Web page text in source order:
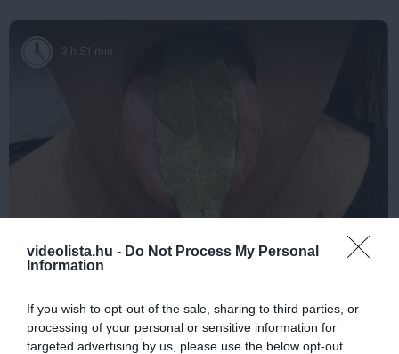
videolista.hu - Do Not Process My Personal
Information
If you wish to opt-out of the sale, sharing to third parties, or
processing of your personal or sensitive information for
targeted advertising by us, please use the below opt-out
3 h 51 min
This Simple Trick Removes All Parasites From
Your Body!
120